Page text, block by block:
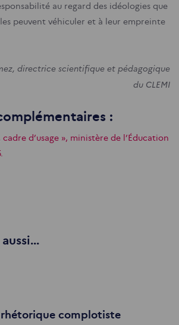
au regard des idéologies que
peuvent véhiculer et à leur empreinte
directrice scientifique et pédagogique
du CLEMI
:
cadre d’usage », ministère de l’Éducation
complotiste